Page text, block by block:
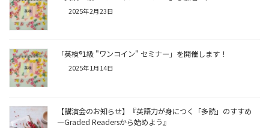
2025年2月23日
「英検®1級 "ワンコイン" セミナー」を開催します！
2025年1月14日
【講演会のお知らせ】『英語力が身につく「多読」のすすめ
―Graded Readersから始めよう』